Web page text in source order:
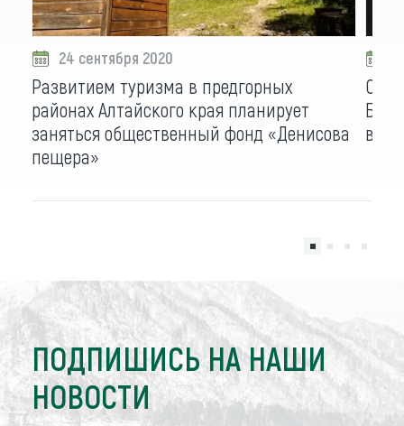
24 сентября 2020
Развитием туризма в предгорных
районах Алтайского края планирует
заняться общественный фонд «Денисова
пещера»
О
ПОДПИШИСЬ НА НАШИ
НОВОСТИ